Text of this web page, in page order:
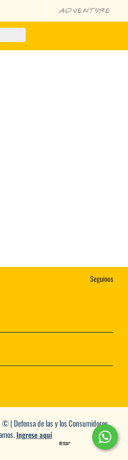
Seguinos
| Defensa de las y los Consumidores.
Ingrese aquí